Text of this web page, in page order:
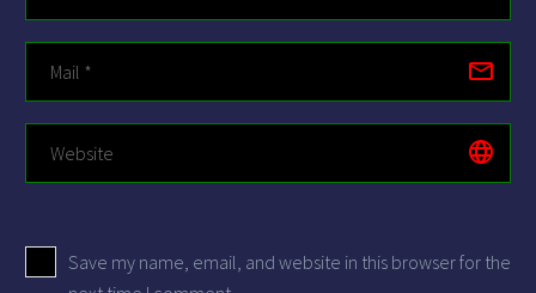
Save my name, email, and website in this browser for the